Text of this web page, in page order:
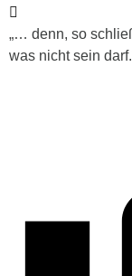
„… denn, so
was nicht sein